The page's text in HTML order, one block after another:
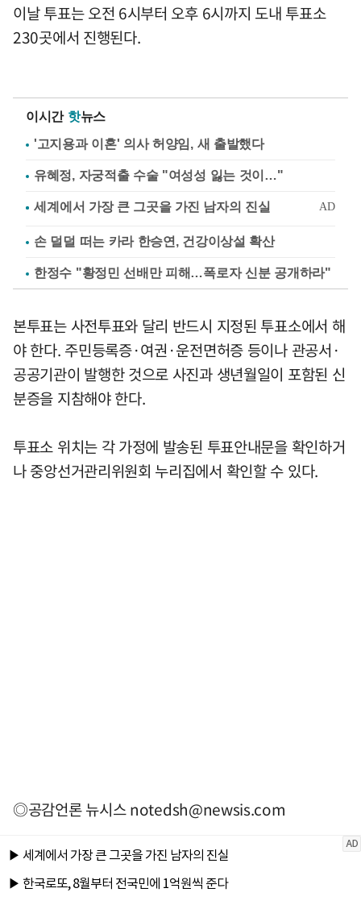
이날 투표는 오전 6시부터 오후 6시까지 도내 투표소
230곳에서 진행된다.
이시간 핫뉴스
'고지용과 이혼' 의사 허양임, 새 출발했다
유혜정, 자궁적출 수술 "여성성 잃는 것이…"
손 덜덜 떠는 카라 한승연, 건강이상설 확산
한정수 "황정민 선배만 피해…폭로자 신분 공개하라"
본투표는 사전투표와 달리 반드시 지정된 투표소에서 해
야 한다. 주민등록증·여권·운전면허증 등이나 관공서·
공공기관이 발행한 것으로 사진과 생년월일이 포함된 신
분증을 지참해야 한다.
투표소 위치는 각 가정에 발송된 투표안내문을 확인하거
나 중앙선거관리위원회 누리집에서 확인할 수 있다.
◎공감언론 뉴시스notedsh@newsis.com